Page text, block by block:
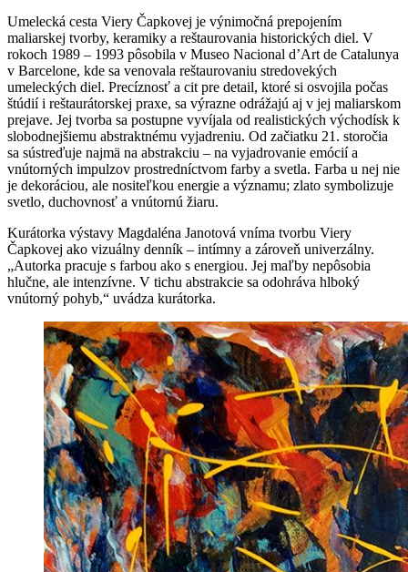
Umelecká cesta Viery Čapkovej je výnimočná prepojením
maliarskej tvorby, keramiky a reštaurovania historických diel. V
rokoch 1989 – 1993 pôsobila v Museo Nacional d’Art de Catalunya
v Barcelone, kde sa venovala reštaurovaniu stredovekých
umeleckých diel. Precíznosť a cit pre detail, ktoré si osvojila počas
štúdií i reštaurátorskej praxe, sa výrazne odrážajú aj v jej maliarskom
prejave. Jej tvorba sa postupne vyvíjala od realistických východísk k
slobodnejšiemu abstraktnému vyjadreniu. Od začiatku 21. storočia
sa sústreďuje najmä na abstrakciu – na vyjadrovanie emócií a
vnútorných impulzov prostredníctvom farby a svetla. Farba u nej nie
je dekoráciou, ale nositeľkou energie a významu; zlato symbolizuje
svetlo, duchovnosť a vnútornú žiaru.
Kurátorka výstavy Magdaléna Janotová vníma tvorbu Viery
Čapkovej ako vizuálny denník – intímny a zároveň univerzálny.
„Autorka pracuje s farbou ako s energiou. Jej maľby nepôsobia
hlučne, ale intenzívne. V tichu abstrakcie sa odohráva hlboký
vnútorný pohyb,“ uvádza kurátorka.